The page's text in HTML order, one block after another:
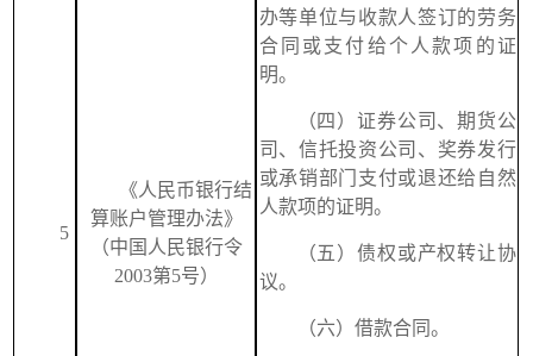
5
《人民币银行结
算账户管理办法》
（中国人民银行令
2003第5号）
办等单位与收款人签订的劳务
合同或支付给个人款项的证
明。
（四）证券公司、期货公
司、信托投资公司、奖券发行
或承销部门支付或退还给自然
人款项的证明。
（五）债权或产权转让协
议。
（六）借款合同。